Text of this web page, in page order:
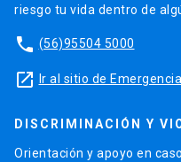
riesgo tu vida dentro de
phone (56)95504 5000
launch Ir al sitio de
DISCRIMINACIÓN Y
Orientación y apoyo en